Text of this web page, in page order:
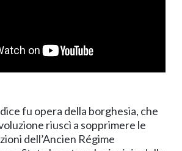
fu opera della borghesia, che
riuscì a sopprimere le
dell’Ancien Régime